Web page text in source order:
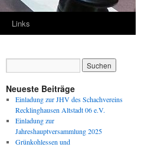
Links
Neueste Beiträge
Einladung zur JHV des Schachvereins
Recklinghausen Altstadt 06 e.V.
Einladung zur
Jahreshauptversammlung 2025
Grünkohlessen und